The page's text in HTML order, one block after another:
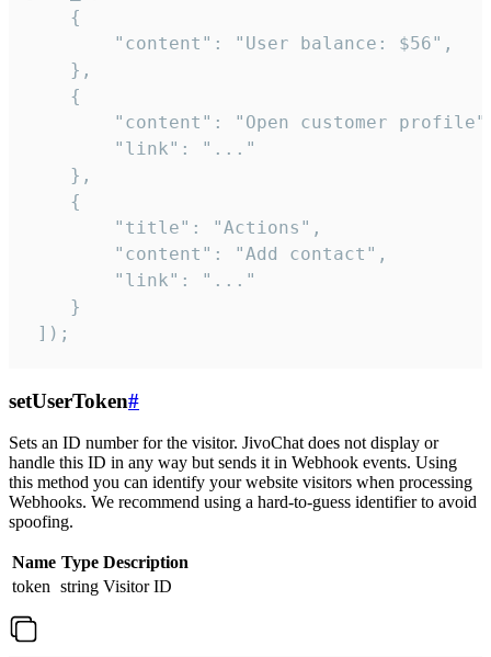
    {
        "content": "User balance: $56",
    },
    {
"content": "Open customer
        "link": "..."
    },
    {
        "title": "Actions",
        "content": "Add contact",
        "link": "..."
    }
]);
setUserToken#
Sets an ID number for the visitor. JivoChat does not display or
handle this ID in any way but sends it in Webhook events. Using
this method you can identify your website visitors when processing
Webhooks. We recommend using a hard-to-guess identifier to avoid
spoofing.
Name Type Description
token string Visitor ID